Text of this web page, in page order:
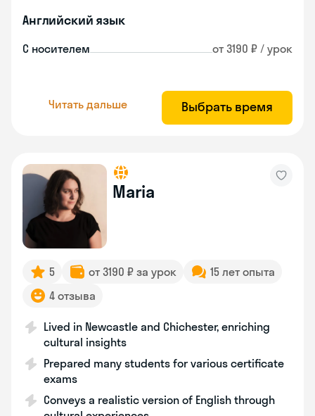
Английский язык
С носителем от 3190 ₽ / урок
Читать дальше Выбрать время
Maria
5 от 3190 ₽ за урок
15 лет опыта
4 отзыва
Lived in Newcastle and Chichester, enriching
cultural insights
Prepared many students for various certificate
exams
Conveys a realistic version of English through